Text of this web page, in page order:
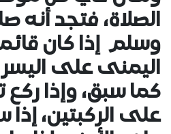
الصلاة، فتجد أنه
وسلم إذا كان
اليمنى على
كما سبق، وإذا ركع
على الركبتين،